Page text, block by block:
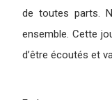
de toutes parts.
ensemble. Cette
d’être écoutés et